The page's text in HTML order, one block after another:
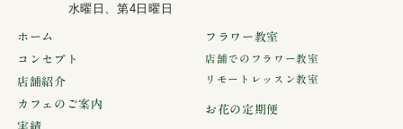
水曜日、第4日曜日
ホーム
コンセプト
店舗紹介
カフェのご案内
実績
フラワー教室
店舗でのフラワー教室
リモートレッスン教室
お花の定期便